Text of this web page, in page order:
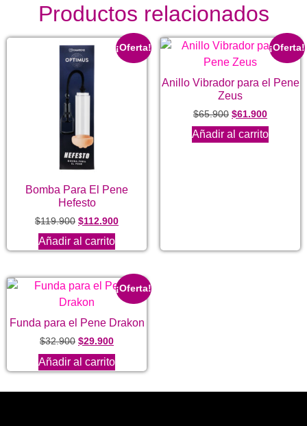
Productos relacionados
¡Oferta!
Bomba Para El Pene
Hefesto
$119.900 $112.900
Añadir al carrito
¡Oferta!
Anillo Vibrador para el Pene
Zeus
$65.900 $61.900
Añadir al carrito
¡Oferta!
Funda para el Pene Drakon
$32.900 $29.900
Añadir al carrito